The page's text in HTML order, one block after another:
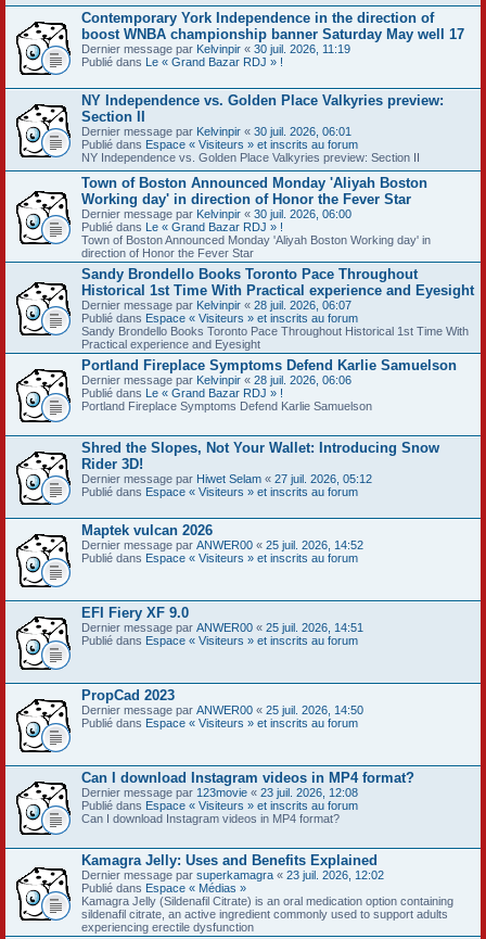
Contemporary York Independence in the direction of
boost WNBA championship banner Saturday May well 17
Dernier message par Kelvinpir « 30 juil. 2026, 11:19
Publié dans Le « Grand Bazar RDJ » !
NY Independence vs. Golden Place Valkyries preview:
Section II
Dernier message par Kelvinpir « 30 juil. 2026, 06:01
Publié dans Espace « Visiteurs » et inscrits au forum
NY Independence vs. Golden Place Valkyries preview: Section II
Town of Boston Announced Monday 'Aliyah Boston
Working day' in direction of Honor the Fever Star
Dernier message par Kelvinpir « 30 juil. 2026, 06:00
Publié dans Le « Grand Bazar RDJ » !
Town of Boston Announced Monday 'Aliyah Boston Working day' in
direction of Honor the Fever Star
Sandy Brondello Books Toronto Pace Throughout
Historical 1st Time With Practical experience and Eyesight
Dernier message par Kelvinpir « 28 juil. 2026, 06:07
Publié dans Espace « Visiteurs » et inscrits au forum
Sandy Brondello Books Toronto Pace Throughout Historical 1st Time With
Practical experience and Eyesight
Portland Fireplace Symptoms Defend Karlie Samuelson
Dernier message par Kelvinpir « 28 juil. 2026, 06:06
Publié dans Le « Grand Bazar RDJ » !
Portland Fireplace Symptoms Defend Karlie Samuelson
Shred the Slopes, Not Your Wallet: Introducing Snow
Rider 3D!
Dernier message par Hiwet Selam « 27 juil. 2026, 05:12
Publié dans Espace « Visiteurs » et inscrits au forum
Maptek vulcan 2026
Dernier message par ANWER00 « 25 juil. 2026, 14:52
Publié dans Espace « Visiteurs » et inscrits au forum
EFI Fiery XF 9.0
Dernier message par ANWER00 « 25 juil. 2026, 14:51
Publié dans Espace « Visiteurs » et inscrits au forum
PropCad 2023
Dernier message par ANWER00 « 25 juil. 2026, 14:50
Publié dans Espace « Visiteurs » et inscrits au forum
Can I download Instagram videos in MP4 format?
Dernier message par 123movie « 23 juil. 2026, 12:08
Publié dans Espace « Visiteurs » et inscrits au forum
Can I download Instagram videos in MP4 format?
Kamagra Jelly: Uses and Benefits Explained
Dernier message par superkamagra « 23 juil. 2026, 12:02
Publié dans Espace « Médias »
Kamagra Jelly (Sildenafil Citrate) is an oral medication option containing
sildenafil citrate, an active ingredient commonly used to support adults
experiencing erectile dysfunction